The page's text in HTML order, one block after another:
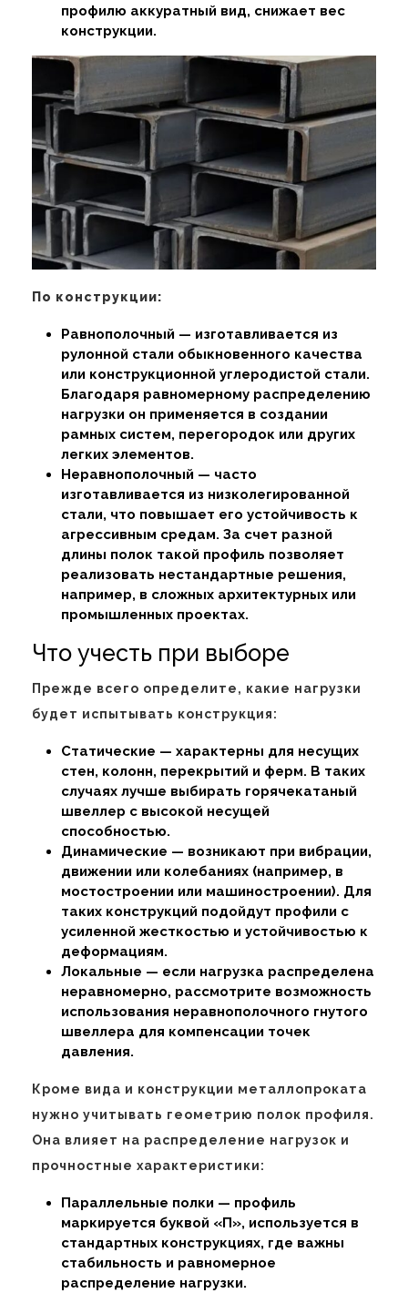
профилю аккуратный вид, снижает вес
конструкции.
По конструкции:
Равнополочный — изготавливается из
рулонной стали обыкновенного качества
или конструкционной углеродистой стали.
Благодаря равномерному распределению
нагрузки он применяется в создании
рамных систем, перегородок или других
легких элементов.
Неравнополочный — часто
изготавливается из низколегированной
стали, что повышает его устойчивость к
агрессивным средам. За счет разной
длины полок такой профиль позволяет
реализовать нестандартные решения,
например, в сложных архитектурных или
промышленных проектах.
Что учесть при выборе
Прежде всего определите, какие нагрузки
будет испытывать конструкция:
Статические — характерны для несущих
стен, колонн, перекрытий и ферм. В таких
случаях лучше выбирать горячекатаный
швеллер с высокой несущей
способностью.
Динамические — возникают при вибрации,
движении или колебаниях (например, в
мостостроении или машиностроении). Для
таких конструкций подойдут профили с
усиленной жесткостью и устойчивостью к
деформациям.
Локальные — если нагрузка распределена
неравномерно, рассмотрите возможность
использования неравнополочного гнутого
швеллера для компенсации точек
давления.
Кроме вида и конструкции металлопроката
нужно учитывать геометрию полок профиля.
Она влияет на распределение нагрузок и
прочностные характеристики:
Параллельные полки — профиль
маркируется буквой «П», используется в
стандартных конструкциях, где важны
стабильность и равномерное
распределение нагрузки.